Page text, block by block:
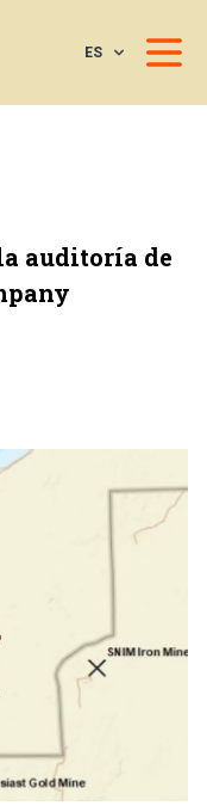
ES
auditoría de